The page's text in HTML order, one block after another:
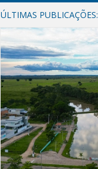
ÚLTIMAS PUBLICAÇÕES: